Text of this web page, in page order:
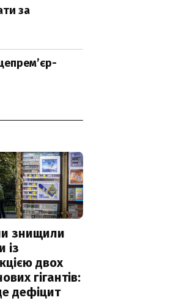
за
знищили
із
двох
гігантів:
дефіцит